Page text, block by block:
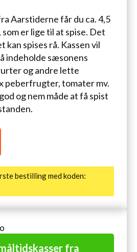
Aarstiderne får du ca. 4,5
er lige til at spise. Det
kan spises rå. Kassen vil
indeholde sæsonens
og andre lette
peberfrugter, tomater mv.
og nem måde at få spist
bestilling med koden:
fra